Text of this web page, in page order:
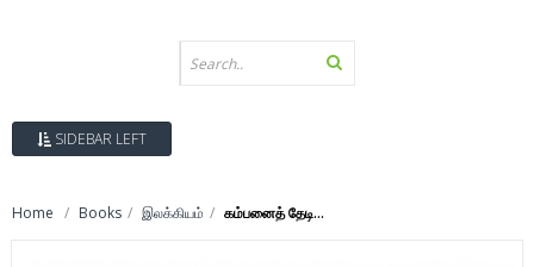
SIDEBAR LEFT
Home Books இலக்கியம் கம்பனைத் தேடி...